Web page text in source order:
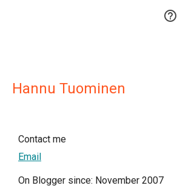

Hannu Tuominen
Contact me
Email
On Blogger since: November 2007